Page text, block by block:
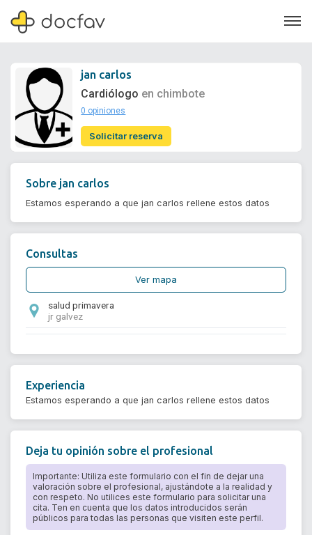
Soporte
jan carlos
Cardiólogo en chimbote
0 opiniones
Solicitar reserva
Sobre jan carlos
Estamos esperando a que jan carlos rellene estos datos
Consultas
Ver mapa
salud primavera
jr galvez
Experiencia
Estamos esperando a que jan carlos rellene estos datos
Deja tu opinión sobre el profesional
Importante: Utiliza este formulario con el fin de dejar una
valoración sobre el profesional, ajustándote a la realidad y
con respeto. No utilices este formulario para solicitar una
cita. Ten en cuenta que los datos introducidos serán
públicos para todas las personas que visiten este perfil.